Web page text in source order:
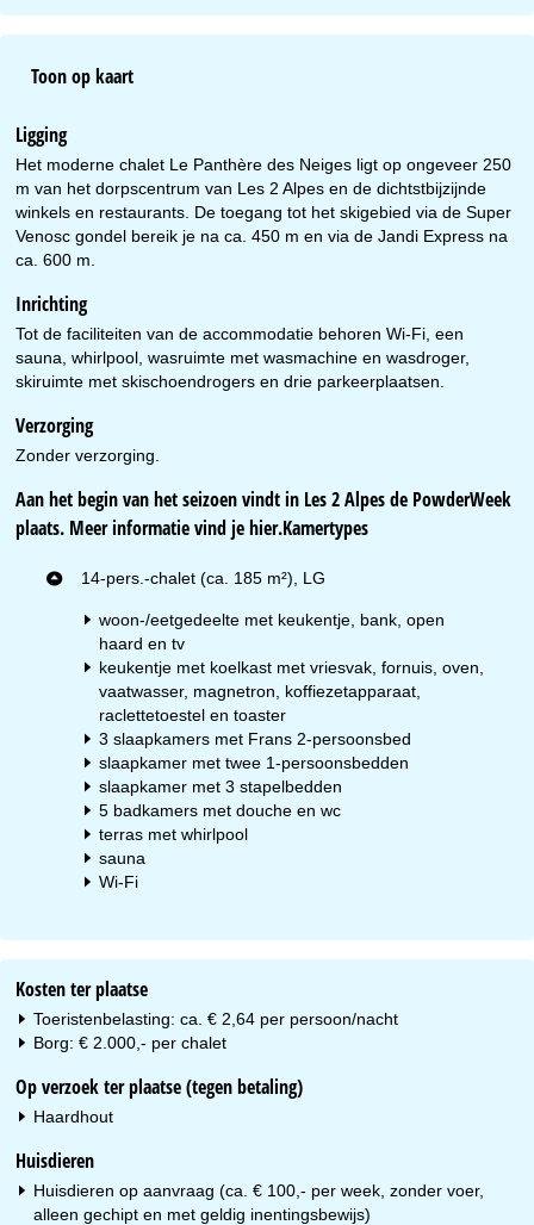
Toon op kaart
Ligging
Het moderne chalet Le Panthère des Neiges ligt op ongeveer 250
m van het dorpscentrum van Les 2 Alpes en de dichtstbijzijnde
winkels en restaurants. De toegang tot het skigebied via de Super
Venosc gondel bereik je na ca. 450 m en via de Jandi Express na
ca. 600 m.
Inrichting
Tot de faciliteiten van de accommodatie behoren Wi-Fi, een
sauna, whirlpool, wasruimte met wasmachine en wasdroger,
skiruimte met skischoendrogers en drie parkeerplaatsen.
Verzorging
Zonder verzorging.
Aan het begin van het seizoen vindt in Les 2 Alpes de PowderWeek
plaats. Meer informatie vind jehier.Kamertypes
14-pers.-chalet (ca. 185 m²), LG
woon-/eetgedeelte met keukentje, bank, open
haard en tv
keukentje met koelkast met vriesvak, fornuis, oven,
vaatwasser, magnetron, koffiezetapparaat,
raclettetoestel en toaster
3 slaapkamers met Frans 2-persoonsbed
slaapkamer met twee 1-persoonsbedden
slaapkamer met 3 stapelbedden
5 badkamers met douche en wc
terras met whirlpool
sauna
Wi-Fi
Kosten ter plaatse
Toeristenbelasting: ca. € 2,64 per persoon/nacht
Borg: € 2.000,- per chalet
Op verzoek ter plaatse (tegen betaling)
Haardhout
Huisdieren
Huisdieren op aanvraag (ca. € 100,- per week, zonder voer,
alleen gechipt en met geldig inentingsbewijs)